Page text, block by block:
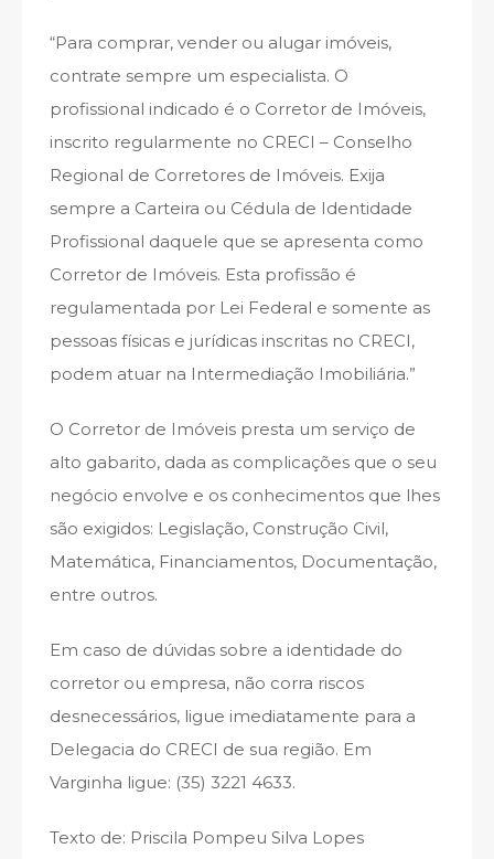
“Para comprar, vender ou alugar imóveis,
contrate sempre um especialista. O
profissional indicado é o Corretor de Imóveis,
inscrito regularmente no CRECI – Conselho
Regional de Corretores de Imóveis. Exija
sempre a Carteira ou Cédula de Identidade
Profissional daquele que se apresenta como
Corretor de Imóveis. Esta profissão é
regulamentada por Lei Federal e somente as
pessoas físicas e jurídicas inscritas no CRECI,
podem atuar na Intermediação Imobiliária.”
O Corretor de Imóveis presta um serviço de
alto gabarito, dada as complicações que o seu
negócio envolve e os conhecimentos que lhes
são exigidos: Legislação, Construção Civil,
Matemática, Financiamentos, Documentação,
entre outros.
Em caso de dúvidas sobre a identidade do
corretor ou empresa, não corra riscos
desnecessários, ligue imediatamente para a
Delegacia do CRECI de sua região. Em
Varginha ligue: (35) 3221 4633.
Texto de: Priscila Pompeu Silva Lopes